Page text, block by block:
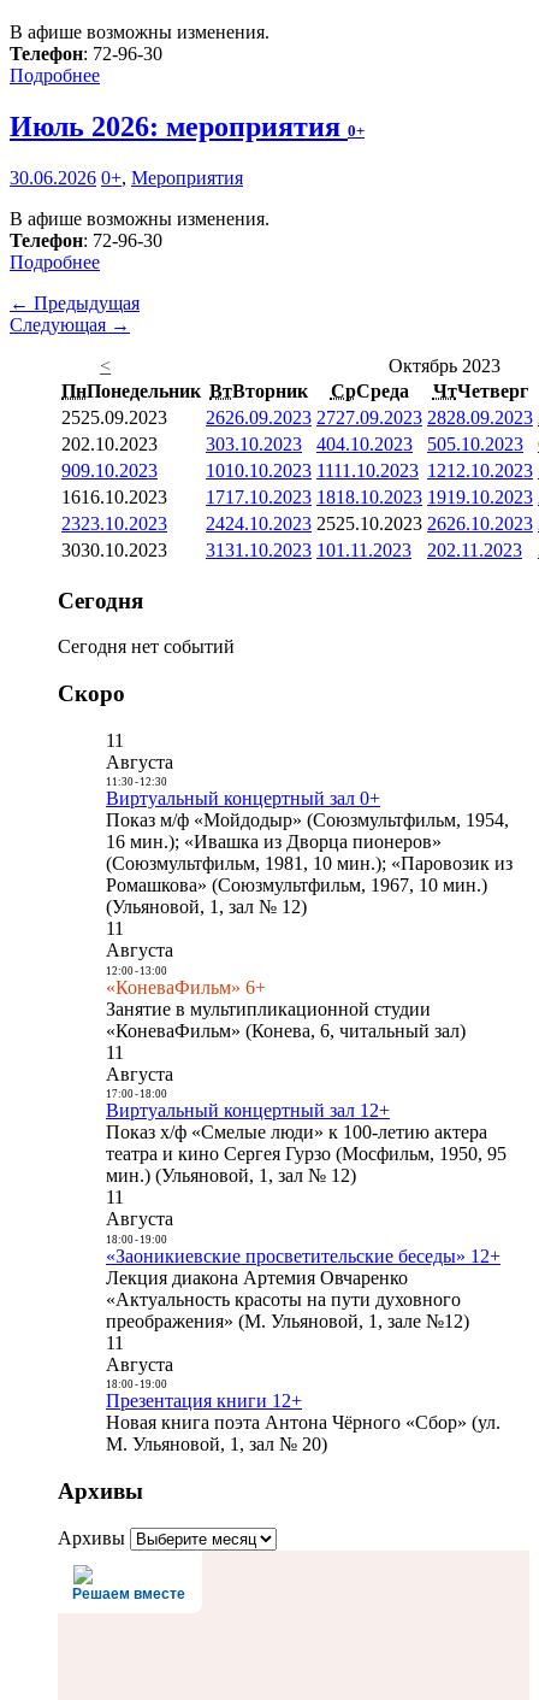
В афише возможны изменения.
Телефон: 72-96-30
Подробнее
Июль 2026: мероприятия 0+
30.06.2026 0+, Мероприятия
В афише возможны изменения.
Телефон: 72-96-30
Подробнее
← Предыдущая
Следующая →
<
Октябрь 2023
ПнПонедельник ВтВторник СрСреда ЧтЧетверг
2525.09.2023 2626.09.2023 2727.09.2023 2828.09.2023
202.10.2023 303.10.2023 404.10.2023 505.10.2023
909.10.2023 1010.10.2023 1111.10.2023 1212.10.2023
1616.10.2023 1717.10.2023 1818.10.2023 1919.10.2023
2323.10.2023 2424.10.2023 2525.10.2023 2626.10.2023
3030.10.2023 3131.10.2023 101.11.2023 202.11.2023
Сегодня
Сегодня нет событий
Скоро
11
Августа
11:30- 12:30
Виртуальный концертный зал 0+
Показ м/ф «Мойдодыр» (Союзмультфильм, 1954,
16 мин.); «Ивашка из Дворца пионеров»
(Союзмультфильм, 1981, 10 мин.); «Паровозик из
Ромашкова» (Союзмультфильм, 1967, 10 мин.)
(Ульяновой, 1, зал № 12)
11
Августа
12:00- 13:00
«КоневаФильм» 6+
Занятие в мультипликационной студии
«КоневаФильм» (Конева, 6, читальный зал)
11
Августа
17:00- 18:00
Виртуальный концертный зал 12+
Показ х/ф «Смелые люди» к 100-летию актера
театра и кино Сергея Гурзо (Мосфильм, 1950, 95
мин.) (Ульяновой, 1, зал № 12)
11
Августа
18:00- 19:00
«Заоникиевские просветительские беседы» 12+
Лекция диакона Артемия Овчаренко
«Актуальность красоты на пути духовного
преображения» (М. Ульяновой, 1, зале №12)
11
Августа
18:00- 19:00
Презентация книги 12+
Новая книга поэта Антона Чёрного «Сбор» (ул.
М. Ульяновой, 1, зал № 20)
Архивы
Архивы
Решаем вместе